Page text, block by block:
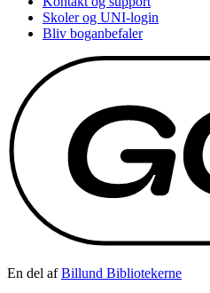
Skoler og UNI-login
Bliv boganbefaler
En del af Billund Bibliotekerne